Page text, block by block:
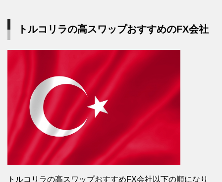
トルコリラの高スワップおすすめのFX会社
トルコリラの高スワップおすすめFX会社以下の順になり